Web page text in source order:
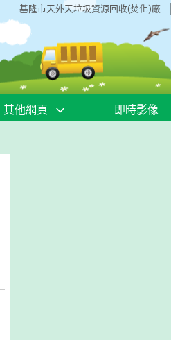
基隆市天外天垃圾資源回收(焚化)廠
其他網頁 即時影像